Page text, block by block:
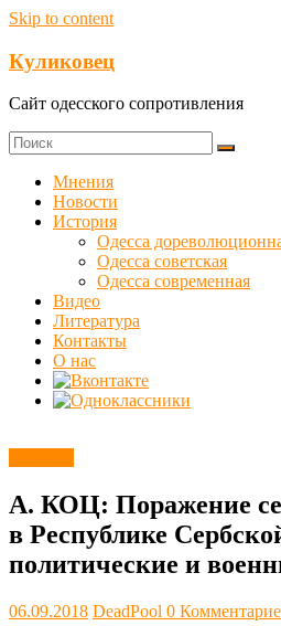
Skip to content
Куликовец
Сайт одесского сопротивления
Мнения
Новости
История
Одесса
Одесса советская
Одесса современная
Видео
Литература
Контакты
О нас
А. КОЦ: Поражение
в Республике
политические и
06.09.2018 DeadPool 0